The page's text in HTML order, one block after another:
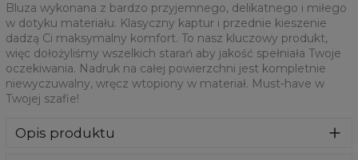
Bluza wykonana z bardzo przyjemnego, delikatnego i miłego
w dotyku materiału. Klasyczny kaptur i przednie kieszenie
dadzą Ci maksymalny komfort. To nasz kluczowy produkt,
więc dołożyliśmy wszelkich starań aby jakość spełniała Twoje
oczekiwania. Nadruk na całej powierzchni jest kompletnie
niewyczuwalny, wręcz wtopiony w materiał. Must-have w
Twojej szafie!
Opis produktu